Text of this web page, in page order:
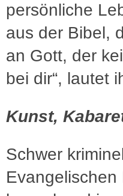
persönliche
aus der Bibel,
an Gott, der
bei dir“, lautet
Kunst,
Schwer